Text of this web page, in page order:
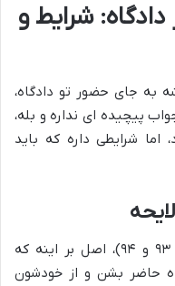
شرایط و
به جای حضور تو دادگاه،
پیچیده ای نداره و بله،
اما شرایطی داره که باید
طبق قانون آیین دادرسی مدنی (مواد ۹۳ و ۹۴)، اصل بر اینه که
حاضر بشن و از خودشون